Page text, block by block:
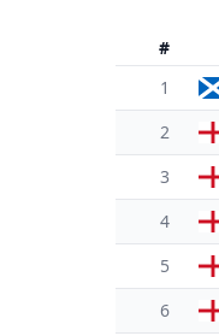
#
1
2
3
4
5
6